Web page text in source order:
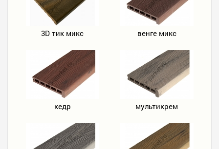
3D тик микс венге микс
кедр мультикрем